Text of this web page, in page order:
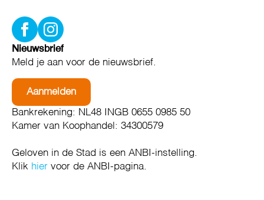
Nieuwsbrief
Meld je aan voor de nieuwsbrief.
Aanmelden
Bankrekening: NL48 INGB 0655 0985 50
Kamer van Koophandel: 34300579
Geloven in de Stad is een ANBI-instelling.
Klik hier voor de ANBI-pagina.